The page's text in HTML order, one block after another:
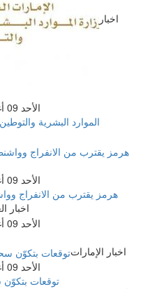
اخبار
الأحد 09 أغسطس 2026 01:34 صباحاً
"الموارد البشرية
الأحد 09 أغسطس 2026 04:01 صباحاً
هرمز يقترب من الانفراج
اخبار
الأحد 09 أغسطس 2026 04:01 صباحاً
اخبار الإمارات
الأحد 09 أغسطس 2026 01:34 صباحاً
توقعات